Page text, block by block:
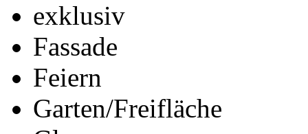
exklusiv
Fassade
Feiern
Garten/Freifläche